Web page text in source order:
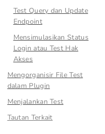
Test Query dan Update
Endpoint
Mensimulasikan Status
Login atau Test Hak
Akses
Mengorganisir File Test
dalam Plugin
Menjalankan Test
Tautan Terkait